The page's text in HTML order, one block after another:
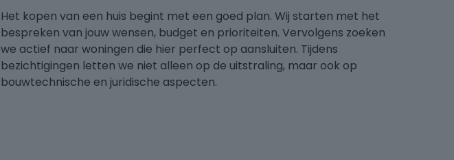
Het kopen van een huis begint met een goed plan. Wij starten met het
bespreken van jouw wensen, budget en prioriteiten. Vervolgens zoeken
we actief naar woningen die hier perfect op aansluiten. Tijdens
bezichtigingen letten we niet alleen op de uitstraling, maar ook op
bouwtechnische en juridische aspecten.